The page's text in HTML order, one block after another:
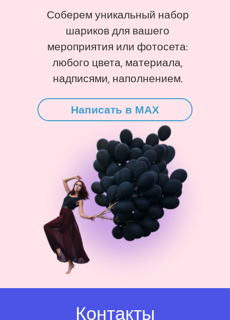
Соберем уникальный набор
шариков для вашего
мероприятия или фотосета:
любого цвета, материала,
надписями, наполнением.
Написать в MAX
Контакты